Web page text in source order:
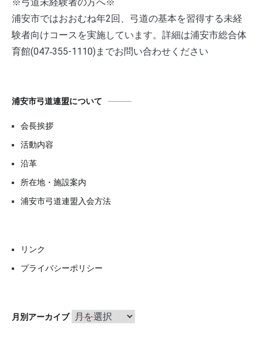
浦安市ではおおむね年2回、弓道の基本を習得する未経
験者向けコースを実施しています。詳細は浦安市総合体
育館(047‐355-1110)までお問い合わせください
浦安市弓道連盟について
会長挨拶
活動内容
沿革
所在地・施設案内
浦安市弓道連盟入会方法
リンク
プライバシーポリシー
月別アーカイブ 月
別